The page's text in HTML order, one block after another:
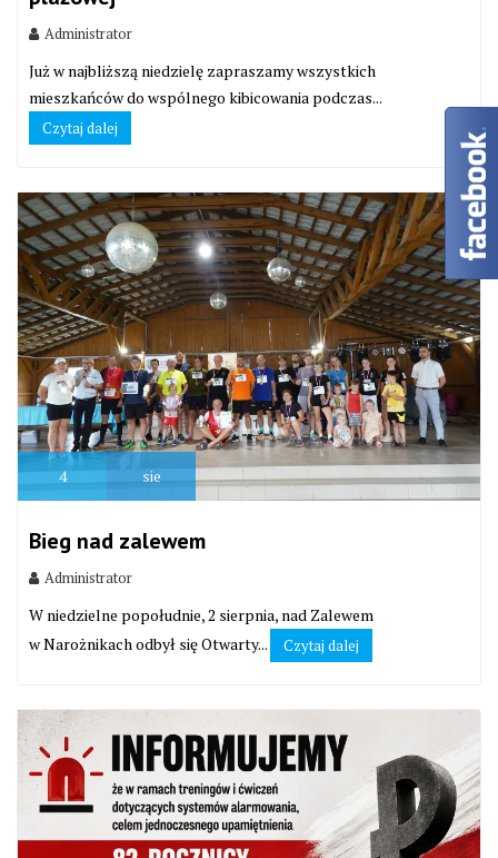
Administrator
Już w najbliższą niedzielę zapraszamy wszystkich
mieszkańców do wspólnego kibicowania podczas...
Czytaj dalej
4 sie
Bieg nad zalewem
Administrator
W niedzielne popołudnie, 2 sierpnia, nad Zalewem
w Narożnikach odbył się Otwarty...
Czytaj dalej